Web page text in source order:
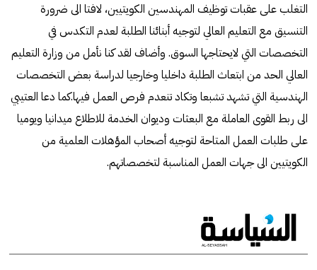
التغلب على عقبات توظيف المهندسين الكويتيين، لافتا الى ضرورة
التنسيق مع التعليم العالي لتوجيه أبنائنا الطلبة لعدم التكدس في
التخصصات التي لايحتاجها السوق. وأضاف لقد كنا نأمل من وزارة التعليم
العالي الحد من ابتعاث الطلبة داخليا وخارجيا لدراسة بعض التخصصات
الهندسية التي تشهد تشبعا وتكاد تنعدم فرص العمل فيها.كما دعا العتيبي
الى ربط القوى العاملة مع البعثات وديوان الخدمة للاطلاع ميدانيا ويوميا
على طلبات العمل المتاحة لتوجيه أصحاب المؤهلات العلمية من
الكويتيين الى جهات العمل المناسبة لتخصصاتهم.